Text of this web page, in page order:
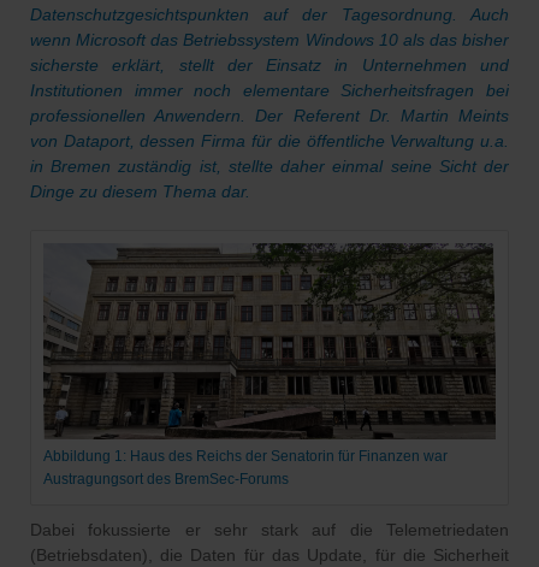
Datenschutzgesichtspunkten auf der Tagesordnung. Auch
wenn Microsoft das Betriebssystem Windows 10 als das bisher
sicherste erklärt, stellt der Einsatz in Unternehmen und
Institutionen immer noch elementare Sicherheitsfragen bei
professionellen Anwendern. Der Referent Dr. Martin Meints
von Dataport, dessen Firma für die öffentliche Verwaltung u.a.
in Bremen zuständig ist, stellte daher einmal seine Sicht der
Dinge zu diesem Thema dar.
Abbildung 1: Haus des Reichs der Senatorin für Finanzen war
Austragungsort des BremSec-Forums
Dabei fokussierte er sehr stark auf die Telemetriedaten
(Betriebsdaten), die Daten für das Update, für die Sicherheit